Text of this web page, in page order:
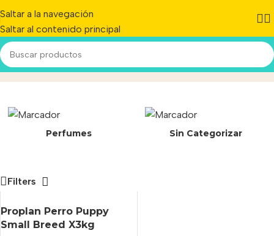
Saltar a la navegación
Saltar al contenido principal
7613031508457Inicio/Producto
Perfumes Sin Categorizar
Filters
Proplan Perro Puppy
Small Breed X3kg